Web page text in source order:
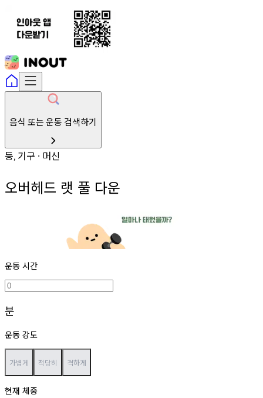
음식 또는 운동 검색하기
등, 기구 ∙ 머신
오버헤드 랫 풀 다운
운동 시간
분
운동 강도
가볍게 적당히 격하게
현재 체중